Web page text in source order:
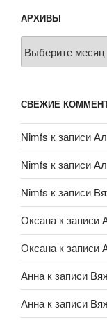
АРХИВЫ
СВЕЖИЕ
Nimfs к записи
Nimfs к записи
Nimfs к записи
Оксана к записи
Оксана к записи
Анна к записи
Анна к записи